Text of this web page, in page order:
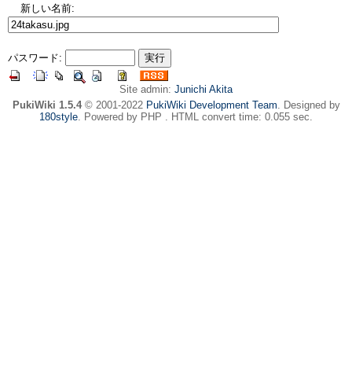
新しい名前:
パスワード:
Site admin: Junichi Akita
PukiWiki 1.5.4© 2001-2022 PukiWiki Development Team. Designed by
180style. Powered by PHP . HTML convert time: 0.055 sec.